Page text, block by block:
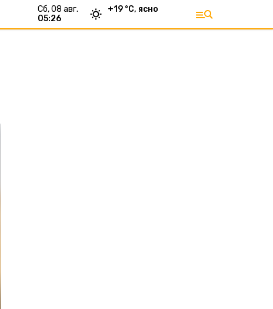
сб, 08 авг.
05:26
+19 °С, ясно